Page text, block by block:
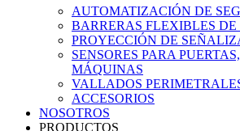
AUTOMATIZACIÓN DE
BARRERAS FLEXIBLES
PROYECCIÓN DE
SENSORES PARA
MÁQUINAS
VALLADOS
ACCESORIOS
NOSOTROS
PRODUCTOS